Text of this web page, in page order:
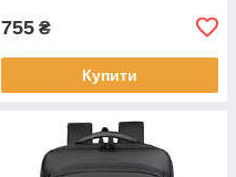
755 ₴
Купити